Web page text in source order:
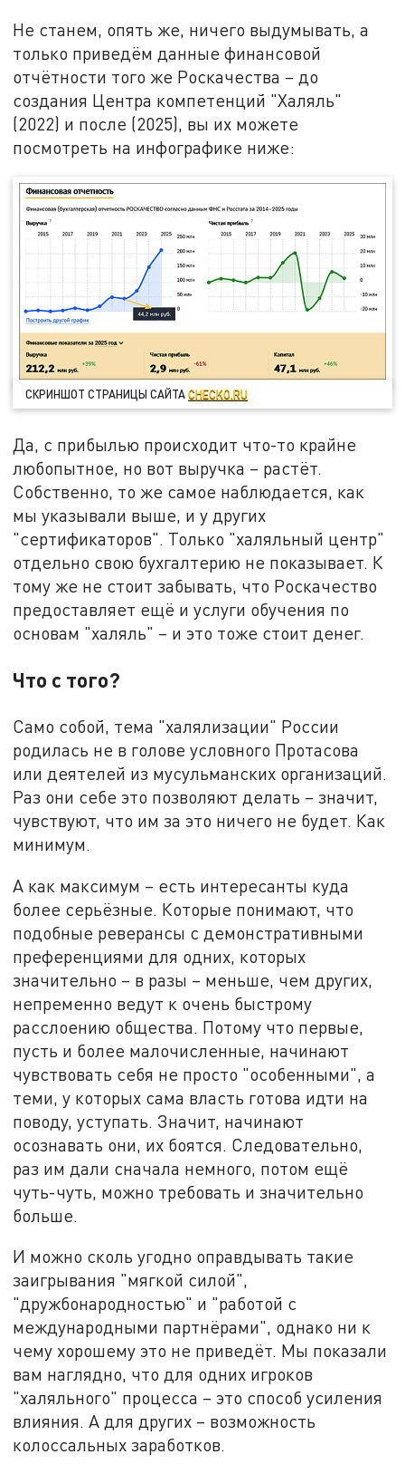
Не станем, опять же, ничего выдумывать, а
только приведём данные финансовой
отчётности того же Роскачества – до
создания Центра компетенций "Халяль"
(2022) и после (2025), вы их можете
посмотреть на инфографике ниже:
СКРИНШОТ СТРАНИЦЫ САЙТАCHECKO.RU
Да, с прибылью происходит что-то крайне
любопытное, но вот выручка – растёт.
Собственно, то же самое наблюдается, как
мы указывали выше, и у других
"сертификаторов". Только "халяльный центр"
отдельно свою бухгалтерию не показывает. К
тому же не стоит забывать, что Роскачество
предоставляет ещё и услуги обучения по
основам "халяль" – и это тоже стоит денег.
Что с того?
Само собой, тема "халялизации" России
родилась не в голове условного Протасова
или деятелей из мусульманских организаций.
Раз они себе это позволяют делать – значит,
чувствуют, что им за это ничего не будет. Как
минимум.
А как максимум – есть интересанты куда
более серьёзные. Которые понимают, что
подобные реверансы с демонстративными
преференциями для одних, которых
значительно – в разы – меньше, чем других,
непременно ведут к очень быстрому
расслоению общества. Потому что первые,
пусть и более малочисленные, начинают
чувствовать себя не просто "особенными", а
теми, у которых сама власть готова идти на
поводу, уступать. Значит, начинают
осознавать они, их боятся. Следовательно,
раз им дали сначала немного, потом ещё
чуть-чуть, можно требовать и значительно
больше.
И можно сколь угодно оправдывать такие
заигрывания "мягкой силой",
"дружбонародностью" и "работой с
международными партнёрами", однако ни к
чему хорошему это не приведёт. Мы показали
вам наглядно, что для одних игроков
"халяльного" процесса – это способ усиления
влияния. А для других – возможность
колоссальных заработков.